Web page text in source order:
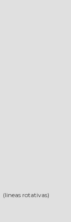
(lineas rotativas)